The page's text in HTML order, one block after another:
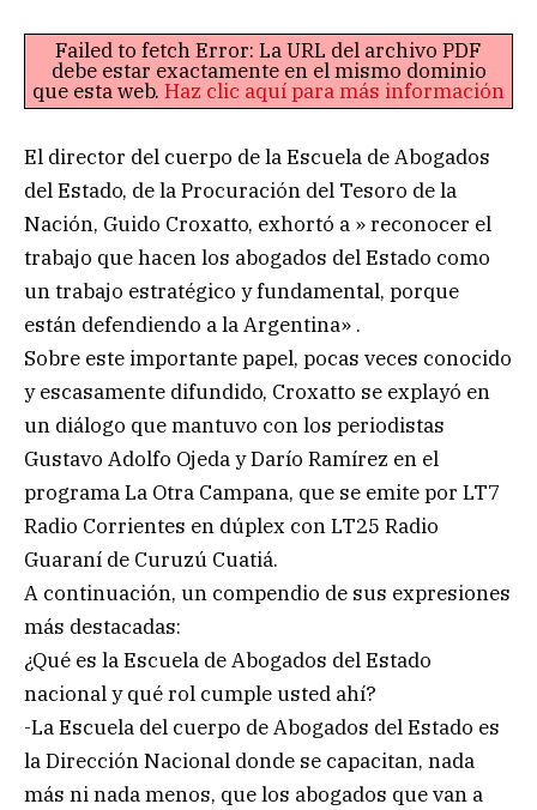
Failed to fetch Error: La URL del archivo PDF
debe estar exactamente en el mismo dominio
que esta web. Haz clic aquí para más información
El director del cuerpo de la Escuela de Abogados
del Estado, de la Procuración del Tesoro de la
Nación, Guido Croxatto, exhortó a » reconocer el
trabajo que hacen los abogados del Estado como
un trabajo estratégico y fundamental, porque
están defendiendo a la Argentina» .
Sobre este importante papel, pocas veces conocido
y escasamente difundido, Croxatto se explayó en
un diálogo que mantuvo con los periodistas
Gustavo Adolfo Ojeda y Darío Ramírez en el
programa La Otra Campana, que se emite por LT7
Radio Corrientes en dúplex con LT25 Radio
Guaraní de Curuzú Cuatiá.
A continuación, un compendio de sus expresiones
más destacadas:
¿Qué es la Escuela de Abogados del Estado
nacional y qué rol cumple usted ahí?
-La Escuela del cuerpo de Abogados del Estado es
la Dirección Nacional donde se capacitan, nada
más ni nada menos, que los abogados que van a